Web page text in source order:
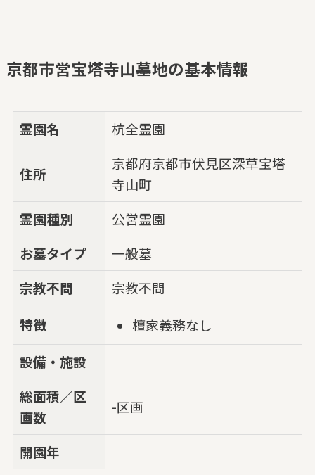
京都市営宝塔寺山墓地の基本情報
霊園名 杭全霊園
住所
京都府京都市伏見区深草宝塔
寺山町
霊園種別
公営霊園
お墓タイプ
一般墓
宗教不問
宗教不問
特徴
檀家義務なし
設備・施設
総面積／区
画数
-区画
開園年